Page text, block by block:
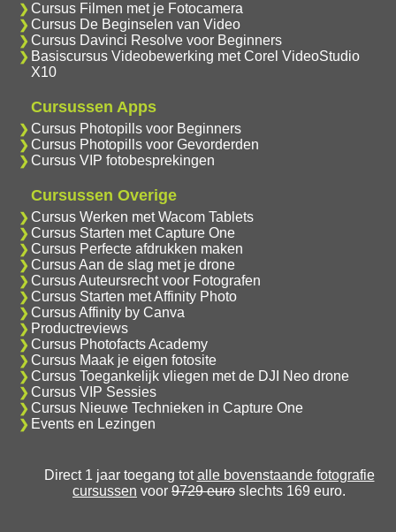
Cursus Filmen met je Fotocamera
Cursus De Beginselen van Video
Cursus Davinci Resolve voor Beginners
Basiscursus Videobewerking met Corel VideoStudio
X10
Cursussen Apps
Cursus Photopills voor Beginners
Cursus Photopills voor Gevorderden
Cursus VIP fotobesprekingen
Cursussen Overige
Cursus Werken met Wacom Tablets
Cursus Starten met Capture One
Cursus Perfecte afdrukken maken
Cursus Aan de slag met je drone
Cursus Auteursrecht voor Fotografen
Cursus Starten met Affinity Photo
Cursus Affinity by Canva
Productreviews
Cursus Photofacts Academy
Cursus Maak je eigen fotosite
Cursus Toegankelijk vliegen met de DJI Neo drone
Cursus VIP Sessies
Cursus Nieuwe Technieken in Capture One
Events en Lezingen
Direct 1 jaar toegang totalle bovenstaande fotografie
cursussen voor 9729 euro slechts 169 euro.